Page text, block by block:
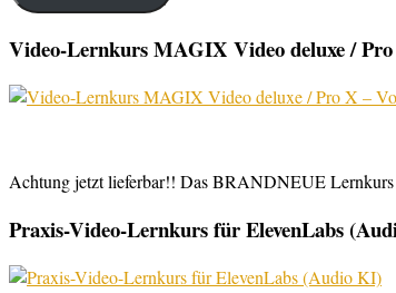
Video-Lernkurs MAGIX Video deluxe /
Achtung jetzt lieferbar!! Das BRANDNEUE
Praxis-Video-Lernkurs für ElevenLabs